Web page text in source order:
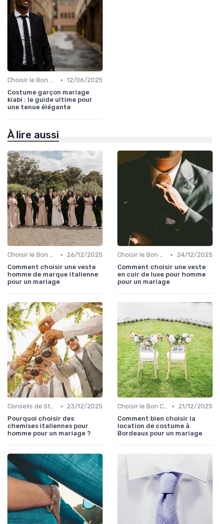
Choisir le Bon Costume • 12/06/2025
Costume garçon mariage
kiabi : le guide ultime pour
une tenue élégante
À lire aussi
Choisir le Bon Costume •
26/12/2025
Comment choisir une veste
homme de marque italienne
pour un mariage
Choisir le Bon Costume •
24/12/2025
Comment choisir une veste
en cuir de luxe pour homme
pour un mariage
Conseils de Style et d'Accessoires •
23/12/2025
Pourquoi choisir des
chemises italiennes pour
homme pour un mariage ?
Choisir le Bon Costume •
21/12/2025
Comment bien choisir la
location de costume à
Bordeaux pour un mariage